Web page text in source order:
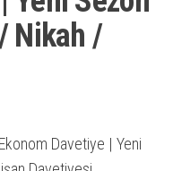
Nikah /
Davetiye | Yeni